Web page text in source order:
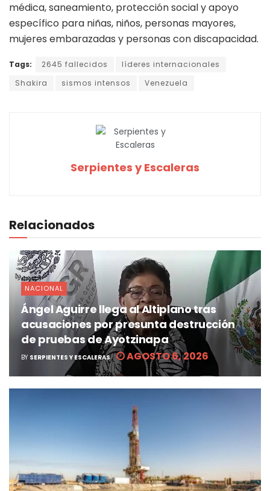
médica, saneamiento, protección social y apoyo
específico para niñas, niños, personas mayores,
mujeres embarazadas y personas con discapacidad.
Tags: 2645 fallecidos
líderes internacionales
Shakira
sismos intensos Venezuela
Serpientes y Escaleras
Relacionados
NACIONAL
Ángel Aguirre llega al Altiplano tras
acusaciones por presunta destrucción
de pruebas de Ayotzinapa
BY SERPIENTES Y ESCALERAS AGOSTO 6, 2026